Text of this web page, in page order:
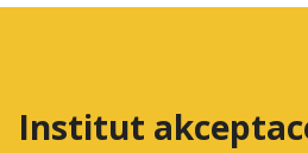
Institut